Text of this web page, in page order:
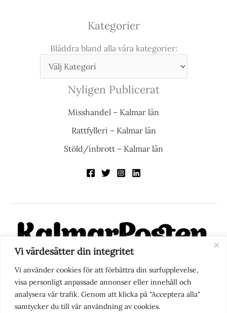
Vi värdesätter din integritet
Vi använder cookies för att förbättra din surfupplevelse,
visa personligt anpassade annonser eller innehåll och
analysera vår trafik. Genom att klicka på "Acceptera alla"
samtycker du till vår användning av cookies.
Kategorier
Bläddra bland alla våra kategorier:
Nyligen Publicerat
Misshandel – Kalmar län
Rattfylleri – Kalmar län
Stöld/inbrott – Kalmar län
KalmarPosten är en modern lokalnyhetstidning på nätet. Med
fokus på Kalmarregionen, men också med blick för det större
perspektivet, vill vi vara din självklara kanal för nyheter,
berättelser och engagemang. KalmarPosten grundades 1988 och
fick nya ägare 2025.